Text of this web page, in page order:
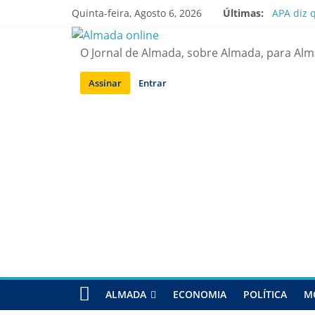
Quinta-feira, Agosto 6, 2026 Últimas:
APA diz
Ponte
O Jornal de Almada, sobre Almada, para
Assinar Entrar
ALMADA ECONOMIA POLÍTICA